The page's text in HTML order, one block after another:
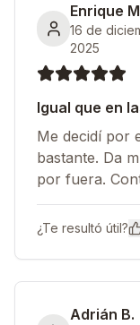
Enrique
16 de
2025
Igual que en
Me decidí por
bastante. Da
por fuera.
¿Te resultó útil?
Adrián B.